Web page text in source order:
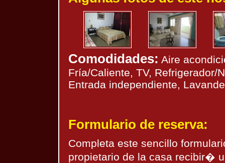
Comodidades: Aire
Fría/Caliente, TV, Refrigerador/
Entrada independiente,
Formulario de reserva:
Completa este sencillo
propietario de la casa recibir�